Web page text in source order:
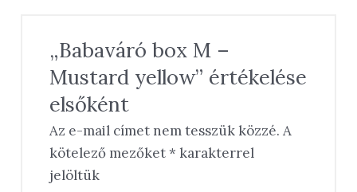
„Babaváró box M –
Mustard yellow” értékelése
elsőként
Az e-mail címet nem tesszük közzé. A
kötelező mezőket* karakterrel
jelöltük